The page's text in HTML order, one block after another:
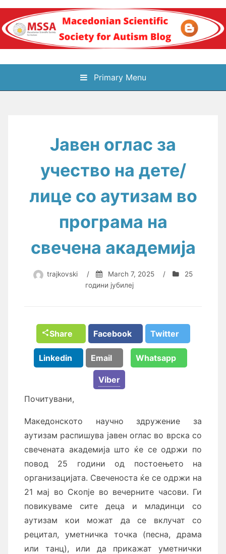
Skip
content
Блог на
Македонското научно
аутизам
Primary Menu
Јавен оглас за
учество на дете/
лице со аутизам во
програма на
свечена академија
trajkovski / March 7, 2025 /
25
години јубилеј
Share Facebook Twitter
Linkedin Email Whatsapp
Viber
Почитувани,
Македонското научно здружение за
аутизам распишува јавен оглас во врска со
свечената академија што ќе се одржи по
повод 25 години од постоењето на
организацијата. Свеченоста ќе се одржи на
21 мај во Скопје во вечерните часови. Ги
повикуваме сите деца и младинци со
аутизам кои можат да се вклучат со
рецитал, уметничка точка (песна, драма
или танц), или да прикажат уметнички